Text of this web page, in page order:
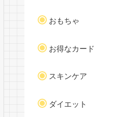
おもちゃ
お得なカード
スキンケア
ダイエット